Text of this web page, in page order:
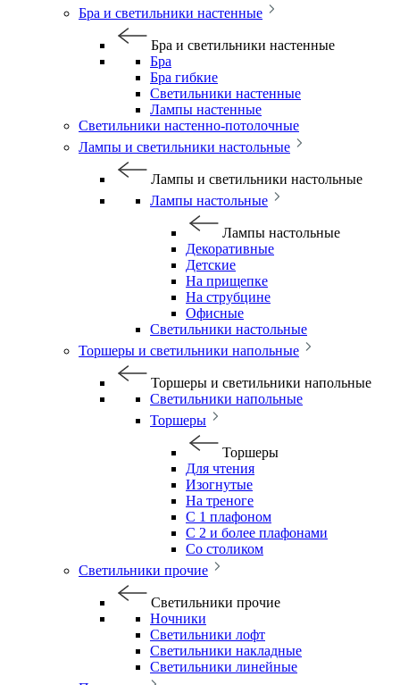
Бра и светильники настенные
Бра и светильники настенные
Бра
Бра гибкие
Светильники настенные
Лампы настенные
Светильники настенно-потолочные
Лампы и светильники настольные
Лампы и светильники настольные
Лампы настольные
Лампы настольные
Декоративные
Детские
На прищепке
На струбцине
Офисные
Светильники настольные
Торшеры и светильники напольные
Торшеры и светильники напольные
Светильники напольные
Торшеры
Торшеры
Для чтения
Изогнутые
На треноге
С 1 плафоном
С 2 и более плафонами
Со столиком
Светильники прочие
Светильники прочие
Ночники
Светильники лофт
Светильники накладные
Светильники линейные